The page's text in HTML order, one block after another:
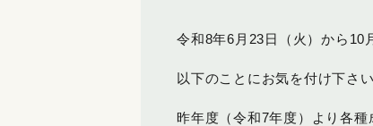
令和8年6 月 23日（火）から 10
以下のことにお気を付け下さい
昨年度（令和7年度）より各種